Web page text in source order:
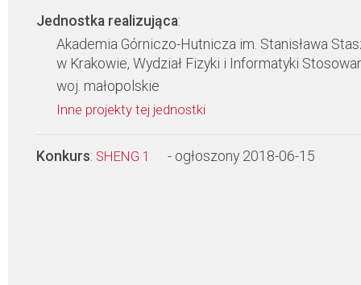
Jednostka realizująca:
Akademia Górniczo-Hutnicza im. Stanisława
w Krakowie, Wydział Fizyki i Informatyki
woj. małopolskie
Inne projekty tej jednostki
Konkurs: SHENG 1 - ogłoszony 2018-06-15